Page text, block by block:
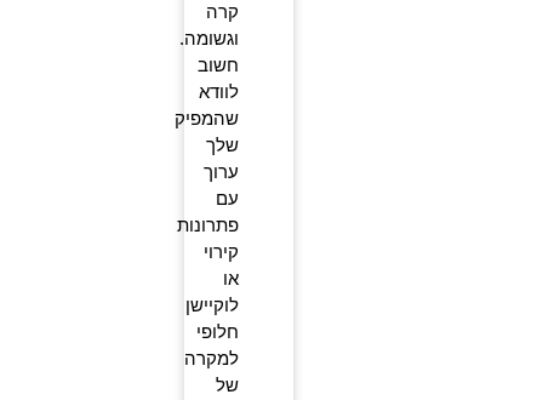
קרה
וגשומה.
חשוב
לוודא
שהמפיק
שלך
ערוך
עם
פתרונות
קירוי
או
לוקיישן
חלופי
למקרה
של